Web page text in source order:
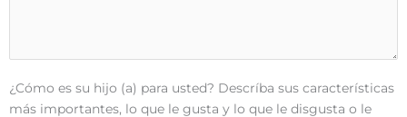
¿Cómo es su hijo (a) para usted? Descríba sus características
más importantes, lo que le gusta y lo que le disgusta o le